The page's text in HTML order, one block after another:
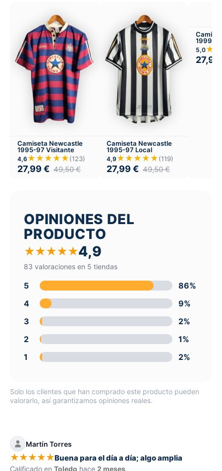
Camiseta Newcastle
1995-97 Visitante
4,6 ★★★★★(123)
27,99 € 49,50€
Camiseta Newcastle
1995-97 Local
4,9 ★★★★★(119)
27,99 € 49,50€
1999-
5,0
27,99
OPINIONES DEL
PRODUCTO
★★★★★4,9
83 valoraciones en 5 tiendas
5
86%
4
9%
3
2%
2
1%
1
2%
Solo los clientes que han comprado este producto pueden
valorarlo, así garantizamos opiniones reales.
Martín Torres
★★★★★Buena para el día a día; algo amplia
Calificado en Toledo hace 2 meses